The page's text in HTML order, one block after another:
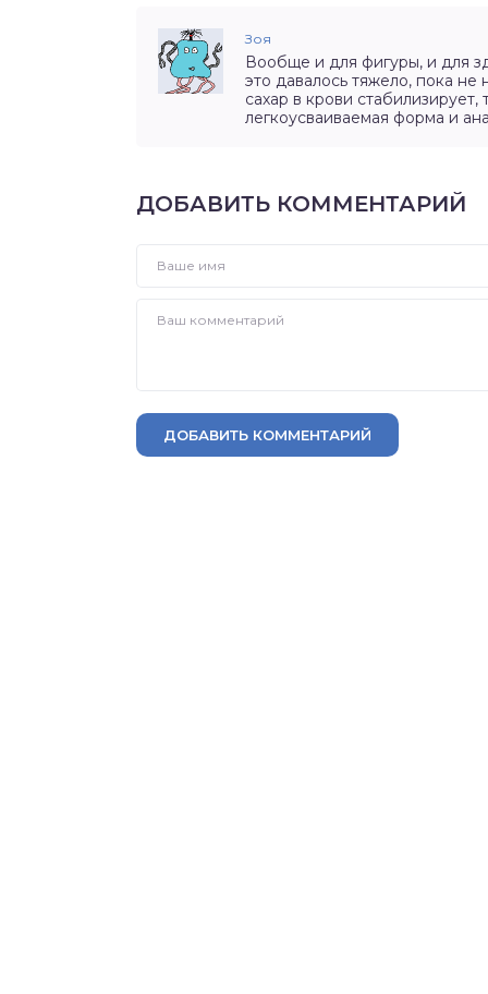
Зоя
Вообще и для фигуры, и для
это давалось тяжело, пока
сахар в крови
легкоусваиваемая форма и
ДОБАВИТЬ КОММЕНТАРИЙ
ДОБАВИТЬ КОММЕНТАРИЙ